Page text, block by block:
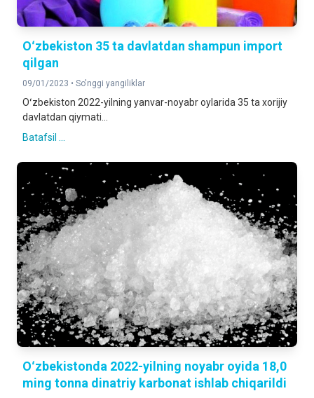
Oʻzbekiston 35 ta davlatdan shampun import
qilgan
09/01/2023 • So'nggi yangiliklar
Oʻzbekiston 2022-yilning yanvar-noyabr oylarida 35 ta xorijiy
davlatdan qiymati...
Batafsil ...
Oʻzbekistonda 2022-yilning noyabr oyida 18,0
ming tonna dinatriy karbonat ishlab chiqarildi